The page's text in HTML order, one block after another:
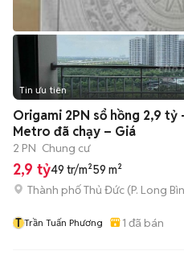
Tin ưu tiên
Origami 2PN sổ hồng 2,9 tỷ
Metro đã chạy – Giá
2 PN Chung cư
2,9 tỷ49 tr/m²59 m²
Thành phố Thủ Đức (P. Long
T Trần Tuấn Phương 1 đã bán